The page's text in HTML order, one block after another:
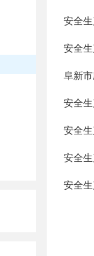
安全
安全
阜新
安全
安全
安全
安全